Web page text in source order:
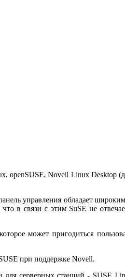
Novell Linux Desktop
управления обладает
в связи с этим SuSE не
может пригодиться
при поддержке Novell.
для серверных станций - SUSE